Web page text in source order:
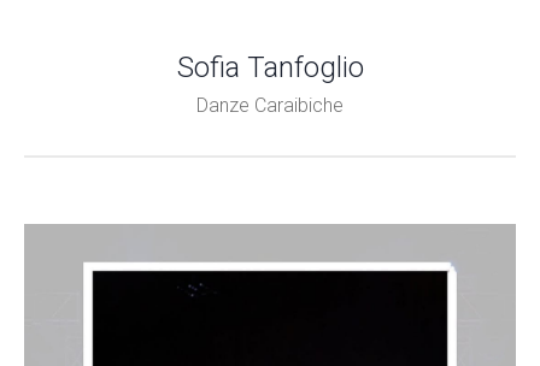
Sofia Tanfoglio
Danze Caraibiche